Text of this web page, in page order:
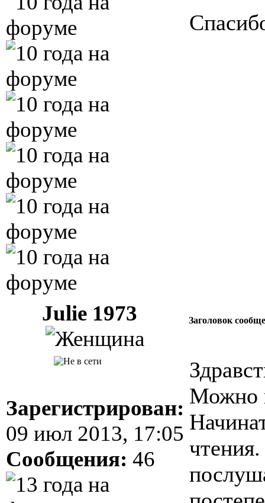
Julie 1973 Заголовок
Зарегистрирован:
09 июл 2013, 17:05
Сообщения: 46
Можно